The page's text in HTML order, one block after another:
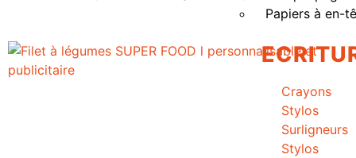
Papiers à en-
Crayons
Stylos
Surligneurs
Stylos